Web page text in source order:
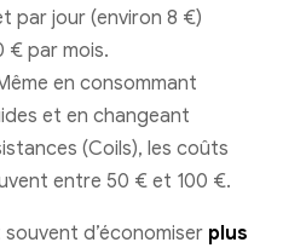
par jour (environ 8 €)
€ par mois.
en consommant
et en changeant
(Coils), les coûts
entre 50 € et 100 €.
d’économiser plus